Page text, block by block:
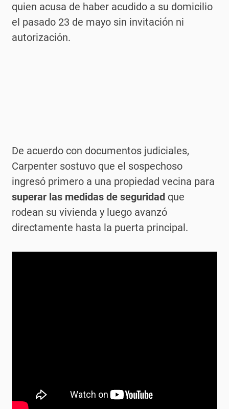
quien acusa de haber acudido a su domicilio
el pasado 23 de mayo sin invitación ni
autorización.
De acuerdo con documentos judiciales,
Carpenter sostuvo que el sospechoso
ingresó primero a una propiedad vecina para
superar las medidas de seguridad que
rodean su vivienda y luego avanzó
directamente hasta la puerta principal.